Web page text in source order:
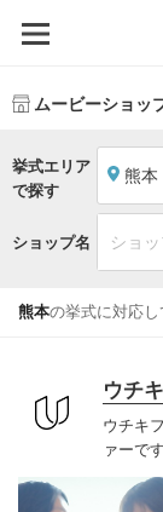
ムービーショッ
挙式エリア
で探す
熊本
ショップ名
熊本の挙式に対応
ウチ
ウチキ
ァーです
せてい
な私服